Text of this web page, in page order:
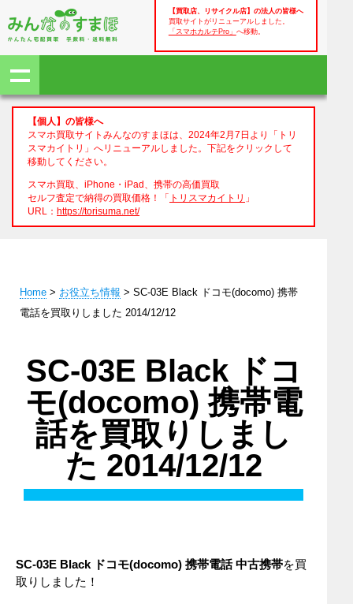
【買取店、リサイクル店】の法人の皆様へ
買取サイトがリニューアルしました。
「スマホカルテPro」 へ移動。
【個人】の皆様へ
スマホ買取サイトみんなのすまほは、2024年2月7日より「トリ
スマカイトリ」へリニューアルしました。下記をクリックして
移動してください。
スマホ買取、iPhone・iPad、携帯の高価買取
セルフ査定で納得の買取価格！「 トリスマカイトリ 」
URL： https://torisuma.net/
Home > お役立ち情報 > SC-03E Black ドコモ(docomo) 携帯
電話を買取りしました 2014/12/12
SC-03E Black ドコ
モ(docomo) 携帯電
話を買取りしまし
た 2014/12/12
SC-03E Black ドコモ(docomo) 携帯電話 中古携帯を買
取りしました！